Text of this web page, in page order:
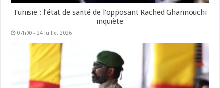
Tunisie : l’état de santé de l’opposant Rached Ghannouchi
inquiète
07h00 - 24 juillet 2026